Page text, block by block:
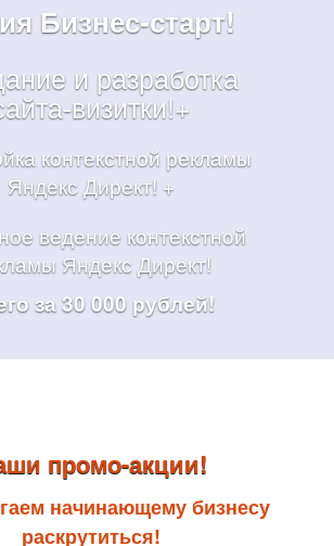
Бизнес-старт!
и разработка
визитки!+
контекстной рекламы
Яндекс Директ! +
ведение контекстной
Яндекс Директ!
за 30 000 рублей!
промо-акции!
начинающему бизнесу
раскрутиться!